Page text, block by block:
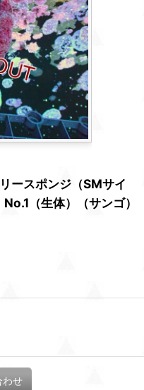
ースポンジ（SMサイ
（生体）（サンゴ）
わせ